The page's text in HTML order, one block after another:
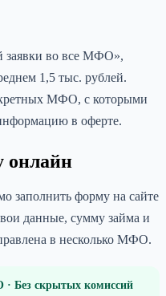
заявки во все МФО»,
1,5 тыс. рублей.
МФО, с которыми
в оферте.
онлайн
заполнить форму на сайте
данные, сумму займа и
в несколько МФО.
Без скрытых комиссий